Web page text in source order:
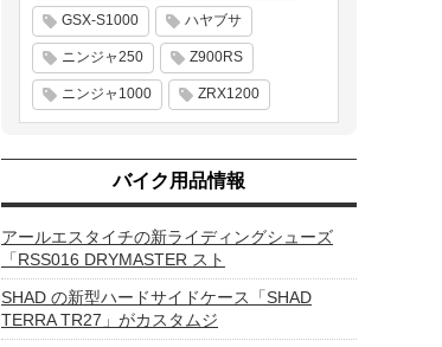
GSX-S1000 ハヤブサ
ニンジャ250 Z900RS
ニンジャ1000 ZRX1200
バイク用品情報
アールエスタイチの新ライディングシューズ
「RSS016 DRYMASTER スト
SHAD の新型ハードサイドケース「SHAD
TERRA TR27」がカスタムジ